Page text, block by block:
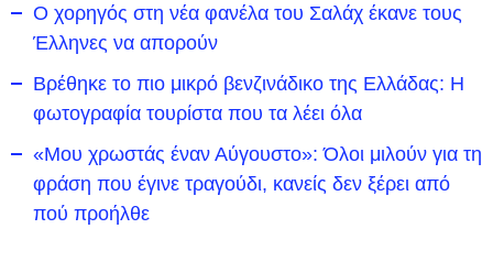
Ο χορηγός στη νέα φανέλα του Σαλάχ έκανε τους
Έλληνες να απορούν
Βρέθηκε το πιο μικρό βενζινάδικο της Ελλάδας: Η
φωτογραφία τουρίστα που τα λέει όλα
«Μου χρωστάς έναν Αύγουστο»: Όλοι μιλούν για τη
φράση που έγινε τραγούδι, κανείς δεν ξέρει από
πού προήλθε